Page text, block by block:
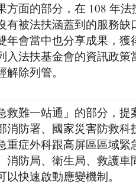
方面的部分，在 108 年
有被法扶涵蓋到的服務
年會當中也分享成果，
入法扶基金會的資訊政
除列管。
救難一站通」的部分，
消防署、國家災害防救
重症外科跟高屏區區域
消防局、衛生局、救護
以快速啟動應變機制。